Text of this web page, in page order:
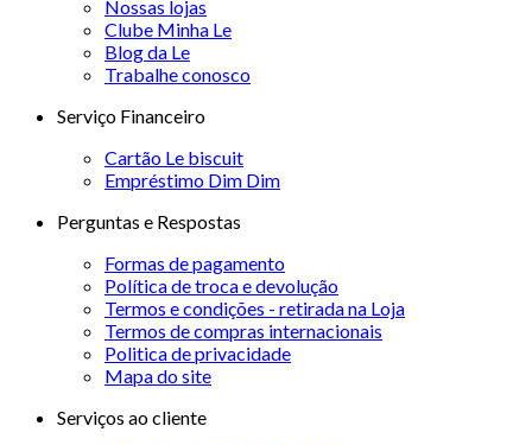
Nossas lojas
Clube Minha Le
Blog da Le
Trabalhe conosco
Serviço Financeiro
Cartão Le biscuit
Empréstimo Dim Dim
Perguntas e Respostas
Formas de pagamento
Política de troca e devolução
Termos e condições - retirada na Loja
Termos de compras internacionais
Politica de privacidade
Mapa do site
Serviços ao cliente